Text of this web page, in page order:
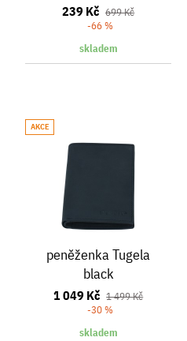
239 Kč 699 Kč
-66 %
skladem
AKCE
peněženka Tugela
black
1 049 Kč 1 499 Kč
-30 %
skladem